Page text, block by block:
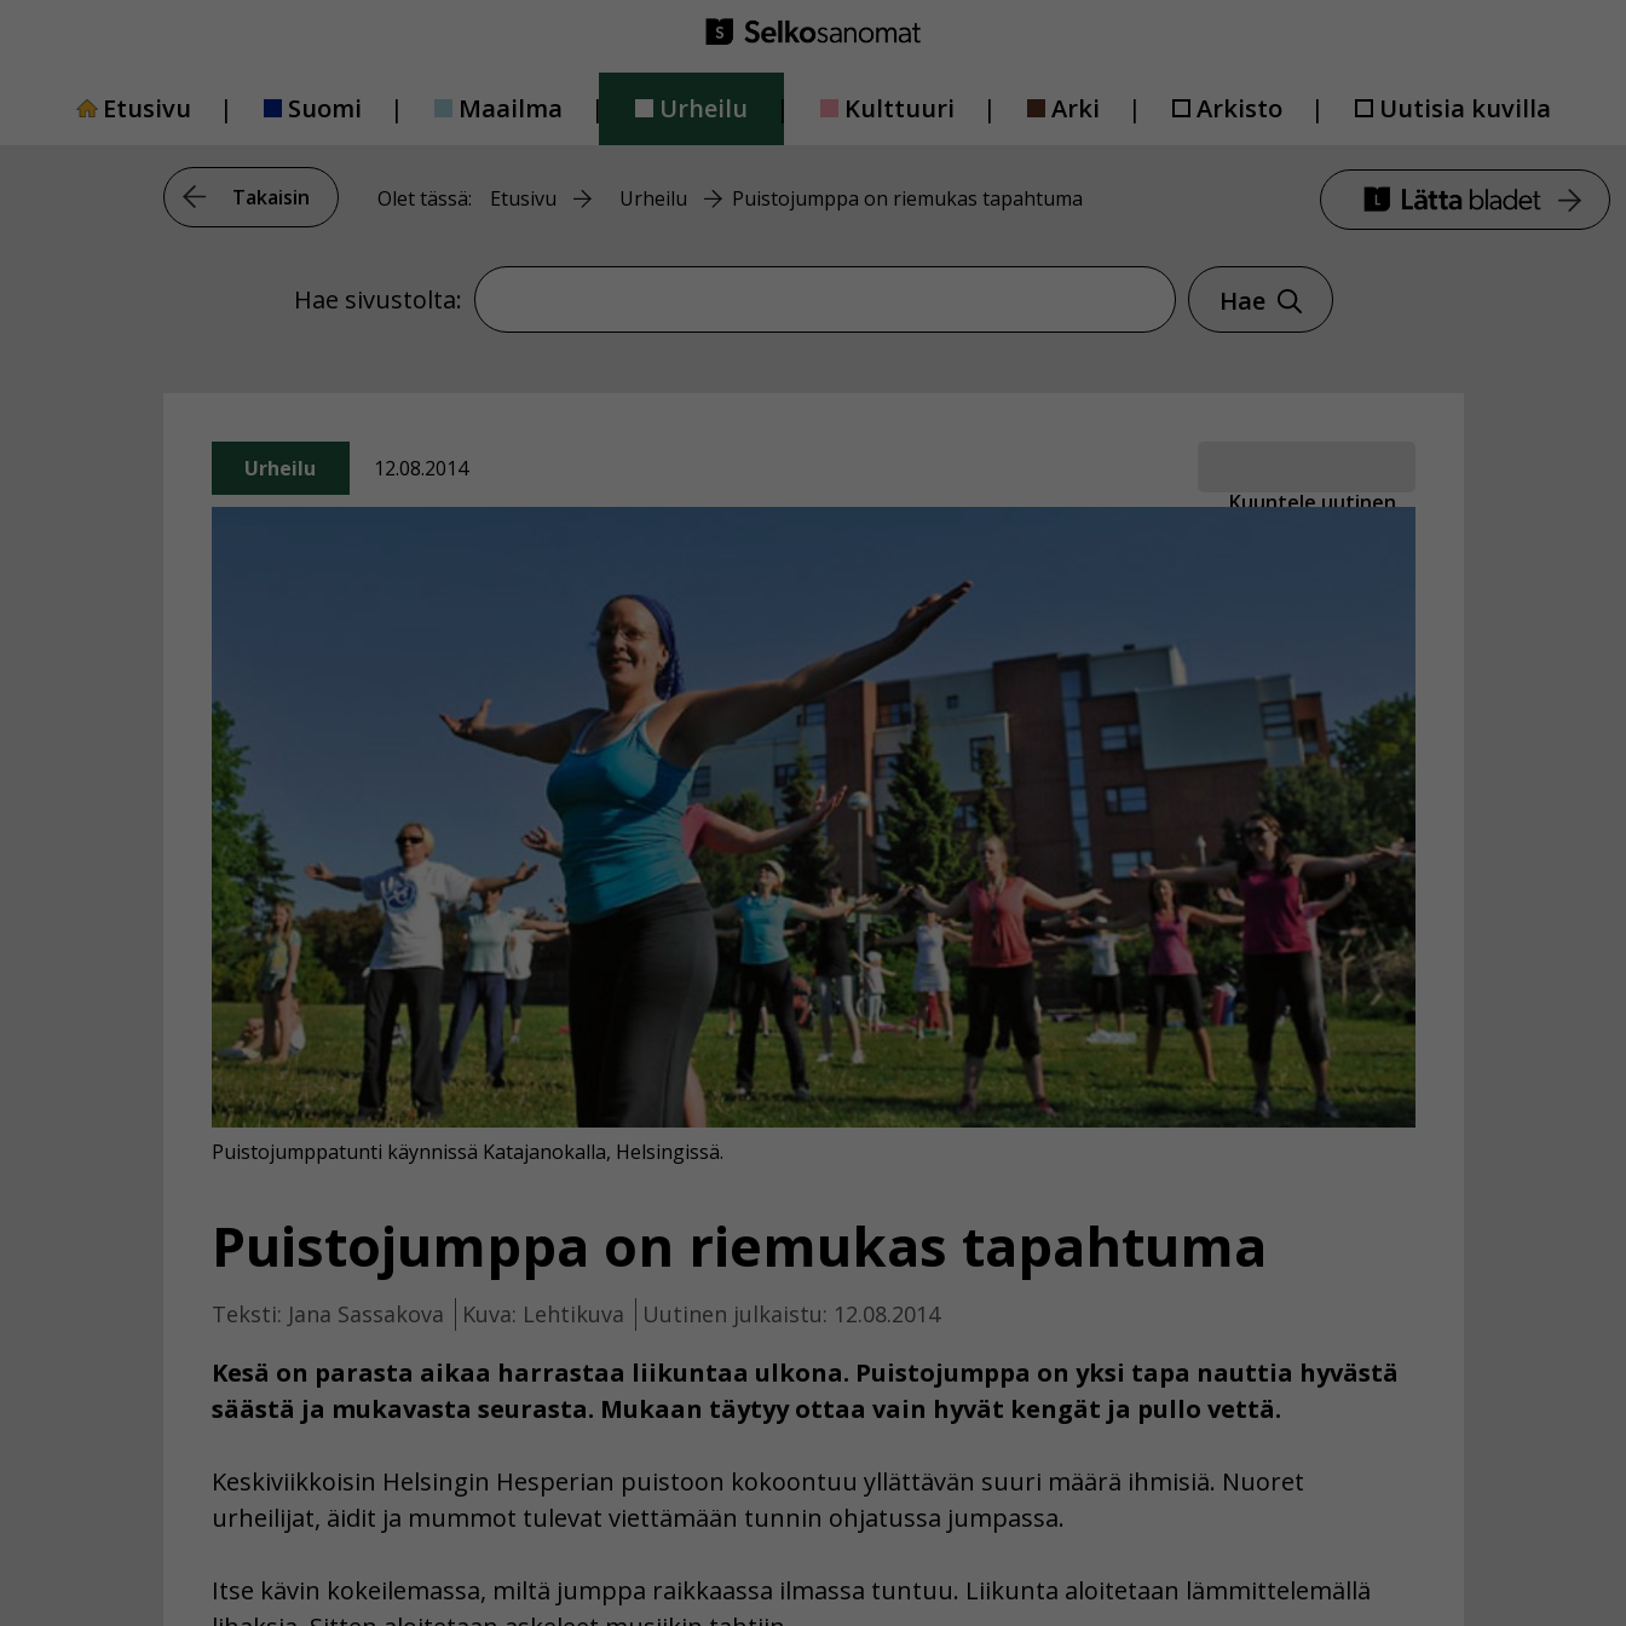
Etusivu
Suomi Maailma Urheilu Kulttuuri Arki Arkisto Uutisia kuvilla
Takaisin Olet tässä: Etusivu Urheilu Puistojumppa on riemukas tapahtuma
Hae sivustolta: Hae sivustolta
Hae
Kuuntele uutinen
Urheilu 12.08.2014
Puistojumppa on riemukas tapahtuma
Teksti: Jana Sassakova Kuva: Lehtikuva Uutinen julkaistu: 12.08.2014
Kesä on parasta aikaa harrastaa liikuntaa ulkona. Puistojumppa on yksi tapa nauttia hyvästä
säästä ja mukavasta seurasta. Mukaan täytyy ottaa vain hyvät kengät ja pullo vettä.
Puistojumppatunti käynnissä Katajanokalla, Helsingissä.
Keskiviikkoisin Helsingin Hesperian puistoon kokoontuu yllättävän suuri määrä ihmisiä. Nuoret
urheilijat, äidit ja mummot tulevat viettämään tunnin ohjatussa jumpassa.
Itse kävin kokeilemassa, miltä jumppa raikkaassa ilmassa tuntuu. Liikunta aloitetaan lämmittelemällä